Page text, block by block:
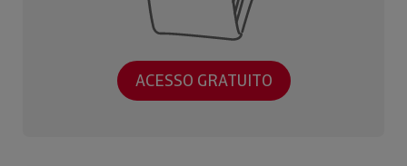
ACESSO GRATUITO